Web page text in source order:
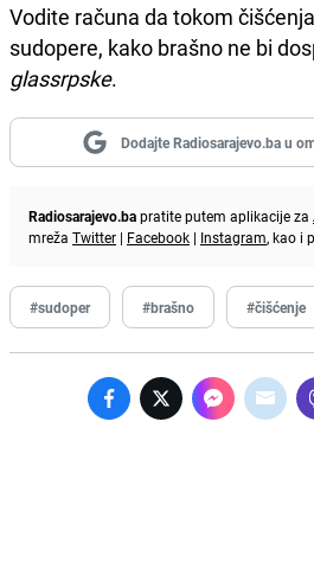
Vodite računa da tokom
sudopere, kako brašno ne bi
glassrpske.
Dodajte Radiosarajevo.ba u
Radiosarajevo.bapratite putem aplikacije za
mreža Twitter | Facebook | Instagram, kao i
#sudoper #brašno #čišćenje